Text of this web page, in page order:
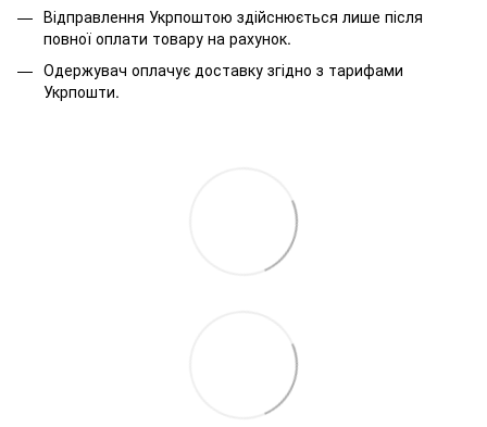
Відправлення Укрпоштою здійснюється лише після
повної оплати товару на рахунок.
Одержувач оплачує доставку згідно з тарифами
Укрпошти.